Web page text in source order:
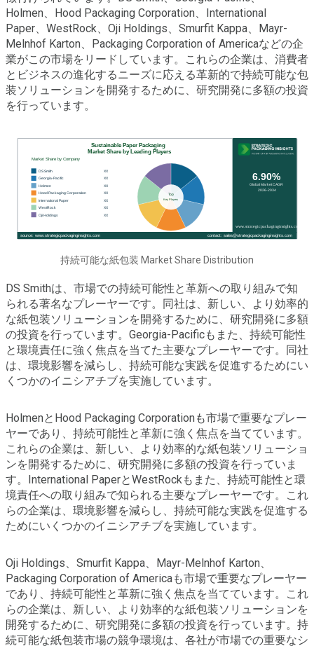
Holmen、Hood Packaging Corporation、International
Paper、WestRock、Oji Holdings、Smurfit Kappa、Mayr-
Melnhof Karton、Packaging Corporation of Americaなどの企
業がこの市場をリードしています。これらの企業は、消費者
とビジネスの進化するニーズに応える革新的で持続可能な包
装ソリューションを開発するために、研究開発に多額の投資
を行っています。
持続可能な紙包装 Market Share Distribution
DS Smithは、市場での持続可能性と革新への取り組みで知
られる著名なプレーヤーです。同社は、新しい、より効率的
な紙包装ソリューションを開発するために、研究開発に多額
の投資を行っています。Georgia-Pacificもまた、持続可能性
と環境責任に強く焦点を当てた主要なプレーヤーです。同社
は、環境影響を減らし、持続可能な実践を促進するためにい
くつかのイニシアチブを実施しています。
HolmenとHood Packaging Corporationも市場で重要なプレー
ヤーであり、持続可能性と革新に強く焦点を当てています。
これらの企業は、新しい、より効率的な紙包装ソリューショ
ンを開発するために、研究開発に多額の投資を行っていま
す。International PaperとWestRockもまた、持続可能性と環
境責任への取り組みで知られる主要なプレーヤーです。これ
らの企業は、環境影響を減らし、持続可能な実践を促進する
ためにいくつかのイニシアチブを実施しています。
Oji Holdings、Smurfit Kappa、Mayr-Melnhof Karton、
Packaging Corporation of Americaも市場で重要なプレーヤー
であり、持続可能性と革新に強く焦点を当てています。これ
らの企業は、新しい、より効率的な紙包装ソリューションを
開発するために、研究開発に多額の投資を行っています。持
続可能な紙包装市場の競争環境は、各社が市場での重要なシ